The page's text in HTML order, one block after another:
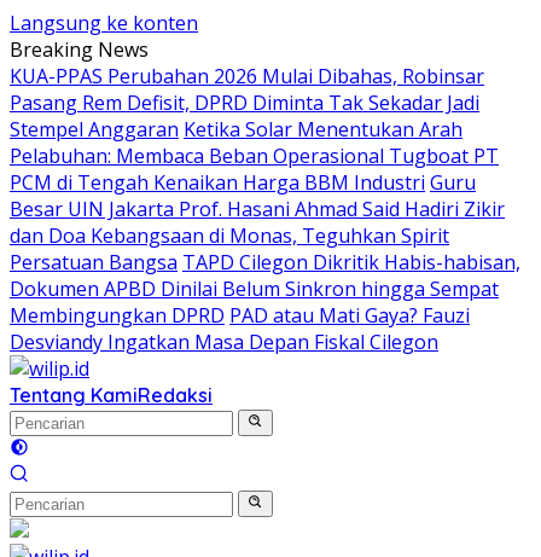
Langsung ke konten
Breaking News
KUA-PPAS Perubahan 2026 Mulai Dibahas, Robinsar
Pasang Rem Defisit, DPRD Diminta Tak Sekadar Jadi
Stempel Anggaran Ketika Solar Menentukan Arah
Pelabuhan: Membaca Beban Operasional Tugboat PT
PCM di Tengah Kenaikan Harga BBM Industri Guru
Besar UIN Jakarta Prof. Hasani Ahmad Said Hadiri Zikir
dan Doa Kebangsaan di Monas, Teguhkan Spirit
Persatuan Bangsa TAPD Cilegon Dikritik Habis-habisan,
Dokumen APBD Dinilai Belum Sinkron hingga Sempat
Membingungkan DPRD PAD atau Mati Gaya? Fauzi
Desviandy Ingatkan Masa Depan Fiskal Cilegon
Tentang KamiRedaksi